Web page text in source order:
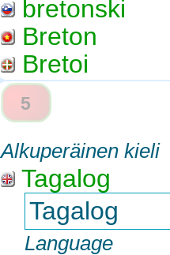
bretonski
Breton
Bretoi
5
Alkuperäinen kieli
Tagalog
Tagalog
Language